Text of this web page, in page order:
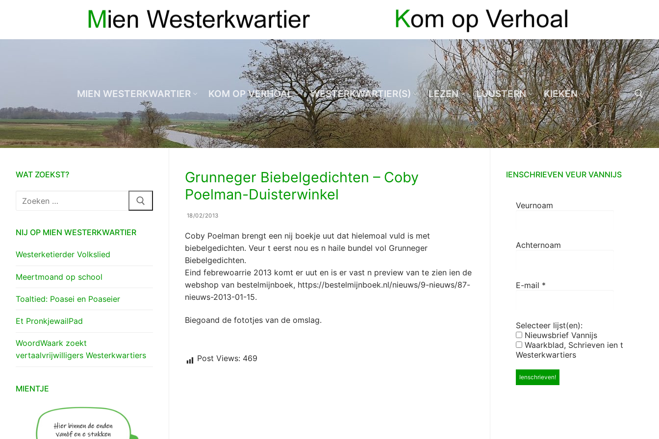
inhoud
MIEN WESTERKWARTIER KOM OP VERHOAL WESTERKWARTIER(S) LEZEN LUUSTERN KIEKEN
Zoeken naar:
Grunneger Biebelgedichten – Coby
Poelman-Duisterwinkel
18/02/2013
Coby Poelman brengt een nij boekje uut dat hielemoal vuld is met
biebelgedichten. Veur t eerst nou es n haile bundel vol Grunneger
Biebelgedichten.
Eind febrewoarrie 2013 komt er uut en is er vast n preview van te zien ien de
webshop van bestelmijnboek, https://bestelmijnboek.nl/nieuws/9-nieuws/87-
nieuws-2013-01-15.
Biegoand de fototjes van de omslag.
Post Views: 469
IENSCHRIEVEN VEUR VANNIJS
Veurnoam
Achternoam
E-mail *
Selecteer lijst(en):
Nieuwsbrief Vannijs
Waarkblad, Schrieven ien t
Westerkwartiers
WAT ZOEKST?
Zoeken
NIJ OP MIEN WESTERKWARTIER
Westerketierder Volkslied
Meertmoand op school
Toaltied: Poasei en Poaseier
Et PronkjewailPad
WoordWaark zoekt
vertaalvrijwilligers Westerkwartiers
MIENTJE